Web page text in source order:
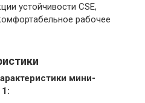
устойчивости CSE,
рабочее
мини-